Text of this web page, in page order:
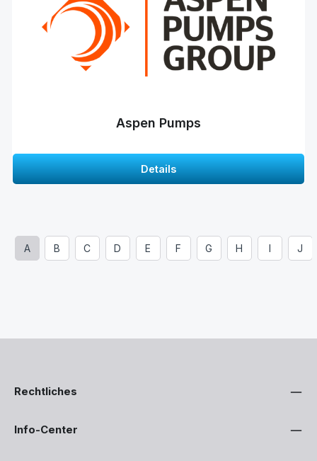
Aspen Pumps
Details
A B C D E F G H I J
Rechtliches
Info-Center